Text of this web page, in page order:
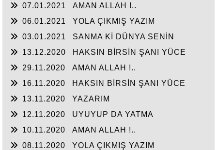
07.01.2021
AMAN ALLAH !..
06.01.2021
YOLA ÇIKMIŞ YAZIM
03.01.2021
SANMA Kİ DÜNYA SENİN
13.12.2020
HAKSIN BİRSİN ŞANI YÜCE
29.11.2020
AMAN ALLAH !..
16.11.2020
HAKSIN BİRSİN ŞANI YÜCE
13.11.2020
YAZARIM
12.11.2020
UYUYUP DA YATMA
10.11.2020
AMAN ALLAH !..
08.11.2020
YOLA ÇIKMIŞ YAZIM